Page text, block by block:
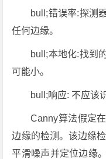
bull;错误率:探测
任何边缘。
bull;本地化:找到
可能小。
bull;响应: 不应该
Canny算法假定
边缘的检测。该边缘
平滑噪声并定位边缘